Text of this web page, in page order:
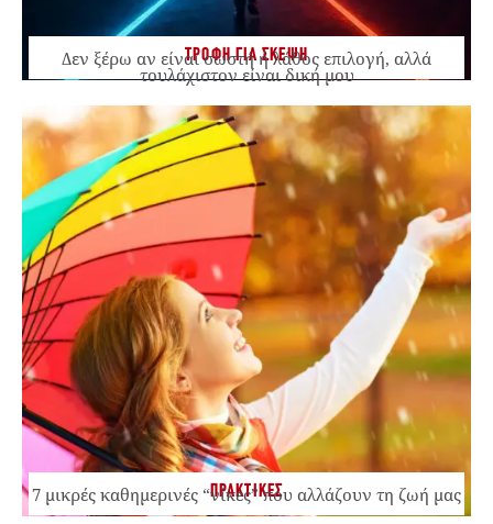
ΤΡΟΦΗ ΓΙΑ ΣΚΕΨΗ
Δεν ξέρω αν είναι σωστή ή λάθος επιλογή, αλλά
τουλάχιστον είναι δική μου
ΠΡΑΚΤΙΚΕΣ
7 μικρές καθημερινές “νίκες” που αλλάζουν τη ζωή μας